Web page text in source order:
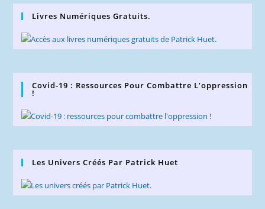
Livres Numériques Gratuits.
Covid-19 : Ressources Pour Combattre L’oppression
!
Les Univers Créés Par Patrick Huet